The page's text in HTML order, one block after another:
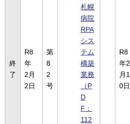
終
了
R8
年
2月
2日
第
8
2
号
札幌
病院
RPA
シス
テム
構築
業務
（P
D
F：
112
R8
年2
月1
0日